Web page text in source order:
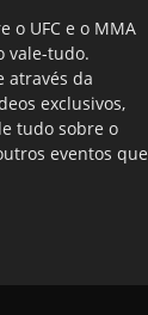
o UFC e o MMA
vale-tudo.
através da
exclusivos,
tudo sobre o
eventos que